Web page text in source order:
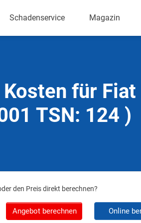
Schadenservice Magazin
für Fiat
TSN: 124 )
den Preis direkt berechnen?
Angebot berechnen Online